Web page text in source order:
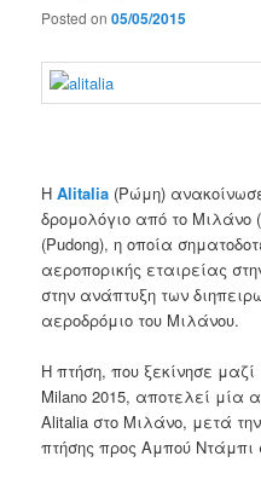
Posted on05/05/2015
ΗAlitalia (Ρώμη)
δρομολόγιο από το
(Pudong), η οποία
αεροπορικής εταιρείας
στην ανάπτυξη των
αεροδρόμιο του Μιλάνου.
Η πτήση, που ξεκίνησε
Milano 2015, αποτελεί μία
Alitalia στο Μιλάνο, μετά
πτήσης προς Αμπού Ντάμπι